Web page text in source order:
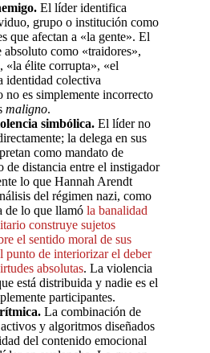
El líder identifica
grupo o institución como
que afectan a «la gente». El
absoluto como «traidores»,
«la élite corrupta», «el
identidad colectiva
no es simplemente incorrecto
maligno.
simbólica. El líder no
la delega en sus
como mandato de
de distancia entre el instigador
lo que Hannah Arendt
del régimen nazi, como
de lo que llamó la banalidad
construye sujetos
el sentido moral de sus
punto de interiorizar el deber
absolutas. La violencia
está distribuida y nadie es el
participantes.
La combinación de
y algoritmos diseñados
del contenido emocional